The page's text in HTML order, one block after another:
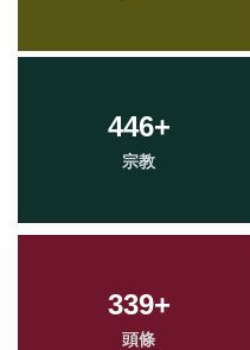
446+
宗教
339+
頭條